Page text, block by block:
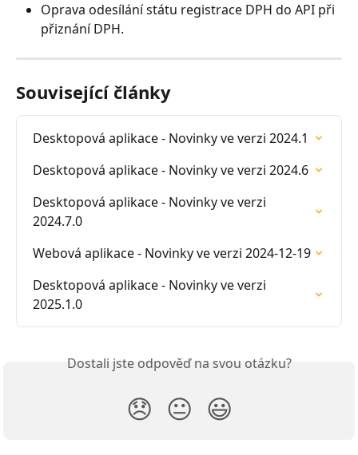
Oprava odesílání státu registrace DPH do API při
přiznání DPH.
Související články
Desktopová aplikace - Novinky ve verzi 2024.1
Desktopová aplikace - Novinky ve verzi 2024.6
Desktopová aplikace - Novinky ve verzi
2024.7.0
Webová aplikace - Novinky ve verzi 2024-12-19
Desktopová aplikace - Novinky ve verzi
2025.1.0
Dostali jste odpověď na svou otázku?
😞 😐 😃